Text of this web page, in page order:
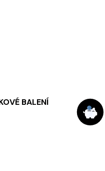
BALENÍ